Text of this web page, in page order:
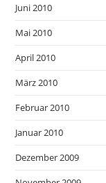
Juni 2010
Mai 2010
April 2010
März 2010
Februar 2010
Januar 2010
Dezember 2009